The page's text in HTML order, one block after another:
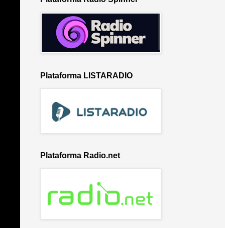
Plataforma LISTARADIO
Plataforma Radio.net